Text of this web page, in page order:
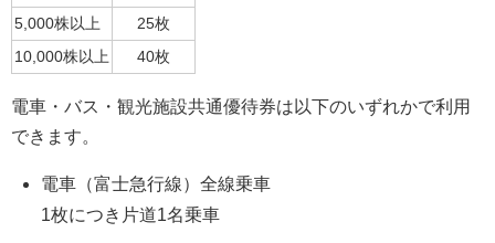
5,000株以上
25枚
10,000株以上
40枚
電車・バス・観光施設共通優待券は以下のいずれかで利用
できます。
電車（富士急行線）全線乗車
1枚につき片道1名乗車